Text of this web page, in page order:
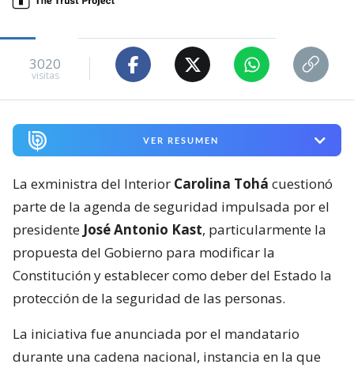
3020
visitas
VER RESUMEN
La exministra del Interior Carolina Tohá cuestionó
parte de la agenda de seguridad impulsada por el
presidente José Antonio Kast, particularmente la
propuesta del Gobierno para modificar la
Constitución y establecer como deber del Estado la
protección de la seguridad de las personas.
La iniciativa fue anunciada por el mandatario
durante una cadena nacional, instancia en la que